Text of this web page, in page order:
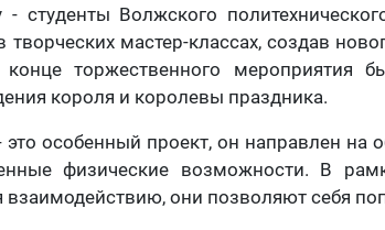
студенты Волжского
творческих мастер-классах, создав
конце торжественного
короля и королевы праздника.
особенный проект, он направлен на
физические возможности. В
взаимодействию, они позволяют себя